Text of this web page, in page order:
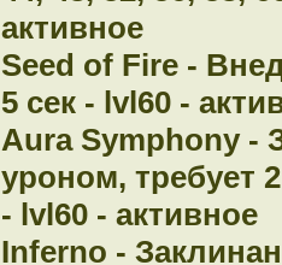
активное
Seed of Fire -
5 сек - lvl60 -
Aura Symphony -
уроном, требует
- lvl60 - активное
Inferno -